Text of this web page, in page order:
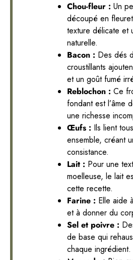
Chou-fleur : Un
découpé en
texture délicate et
naturelle.
Bacon : Des dés
croustillants
et un goût fumé
Reblochon : Ce
fondant est l’âme
une richesse
Œufs : Ils lient
ensemble, créant
consistance.
Lait : Pour une
moelleuse, le lait
cette recette.
Farine : Elle aide
et à donner du
Sel et poivre :
de base qui
chaque ingrédient.